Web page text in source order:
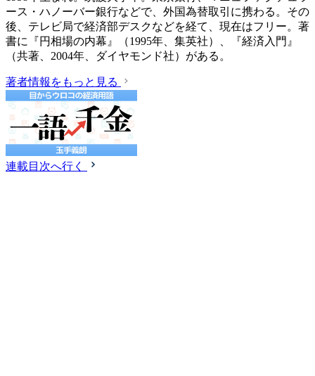
ース・ハノーバー銀行などで、外国為替取引に携わる。その
後、テレビ局で経済部デスクなどを経て、現在はフリー。著
書に『円相場の内幕』（1995年、集英社）、『経済入門』
（共著、2004年、ダイヤモンド社）がある。
著者情報をもっと見る
連載目次へ行く